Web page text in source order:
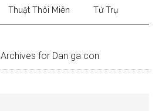
Thuật Thôi Miên Tứ Trụ
Archives for Dan ga con